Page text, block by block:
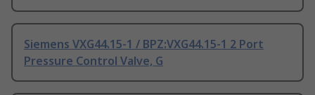
Siemens VXG44.15-1 / BPZ:VXG44.15-1 2 Port
Pressure Control Valve, G